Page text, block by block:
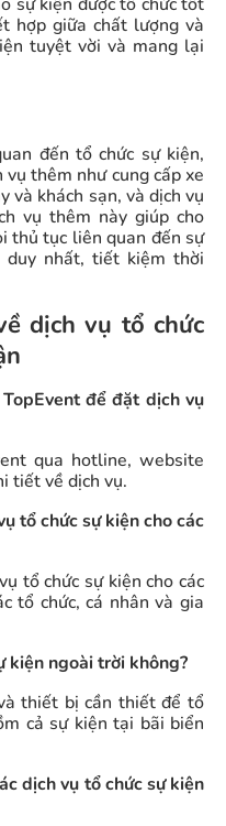
hợp giữa chất lượng và
tuyệt vời và mang lại
đến tổ chức sự kiện,
vụ thêm như cung cấp xe
và khách sạn, và dịch vụ
vụ thêm này giúp cho
thủ tục liên quan đến sự
nhất, tiết kiệm thời
dịch vụ tổ chức
để đặt dịch vụ
qua hotline, website
tiết về dịch vụ.
tổ chức sự kiện cho các
tổ chức sự kiện cho các
tổ chức, cá nhân và gia
kiện ngoài trời không?
thiết bị cần thiết để tổ
cả sự kiện tại bãi biển
dịch vụ tổ chức sự kiện